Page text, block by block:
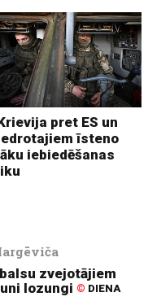
pret ES un
īsteno
iebiedēšanas
zvejotājiem
lozungi © DIENA